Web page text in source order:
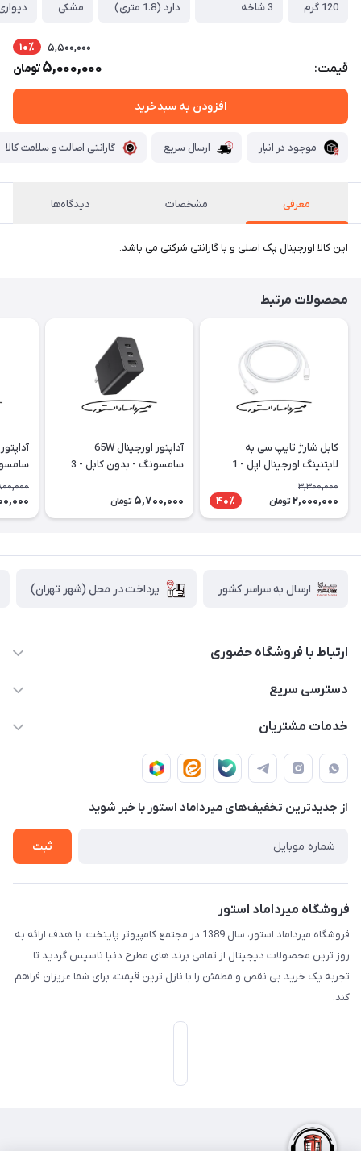
120 گرم
3 شاخه
دارد (1.8 متری)
مشکی
قیمت:
5,500,000 10٪
5,000,000تومان
افزودن به سبدخرید
موجود در انبار ارسال سریع گارانتی اصالت و سلامت کالا
معرفی مشخصات دیدگاه‌ها
این کالا اورجینال پک اصلی و با گارانتی شرکتی می باشد.
محصولات مرتبط
کابل شارژ تایپ سی به
لایتنینگ اورجینال اپل - 1
متری (تو جعبه ای)
3,300,000
2,000,000 تومان 40٪
آداپتور اورجینال 65W
سامسونگ - بدون کابل - 3
5,700,000 تومان
شاخه -
ارسال به سراسر کشور پرداخت در محل (شهر تهران)
ارتباط با فروشگاه حضوری
02188874370 - 02188874371
پایتخت - طبقه اول - واحد 172
دسترسی سریع
صـفـحـه اصـلـی
دربـاره مـیـردامـاد اسـتـور
خدمات مشتریان
قـوانـیـن و مـقـررات
روش هـای پـرداخـت
تـیـکـت بـه پـشـتـیـبـانـی
از جدید‌ترین تخفیف‌های میرداماد استور با‌ خبر شوید
ثبت
فروشگاه میرداماد استور
فروشگاه میرداماد استور، سال 1389 در مجتمع کامپیوتر پایتخت، با هدف ارائه به
روز ترین محصولات دیجیتال از تمامی برند های مطرح دنیا تاسیس گردید تا
تجربه یک خرید بی نقص و مطمئن را با نازل ترین قیمت، برای شما عزیزان فراهم
کند.